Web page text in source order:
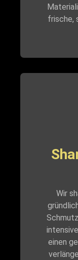
frische,
Wir
einen